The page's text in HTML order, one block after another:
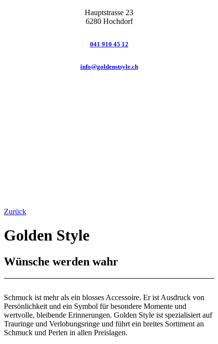
Hauptstrasse 23
6280 Hochdorf
041 910 45 12
info@goldenstsyle.ch
Zurück
Golden Style
Wünsche werden wahr
Schmuck ist mehr als ein blosses Accessoire. Er ist Ausdruck von
Persönlichkeit und ein Symbol für besondere Momente und
wertvolle, bleibende Erinnerungen. Golden Style ist spezialisiert auf
Trauringe und Verlobungsringe und führt ein breites Sortiment an
Schmuck und Perlen in allen Preislagen.